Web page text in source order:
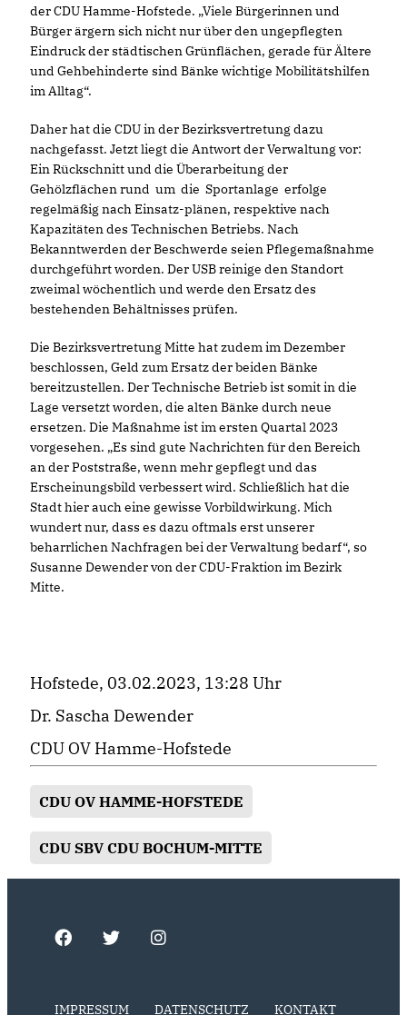
der CDU Hamme-Hofstede. „Viele Bürgerinnen und
Bürger ärgern sich nicht nur über den ungepflegten
Eindruck der städtischen Grünflächen, gerade für Ältere
und Gehbehinderte sind Bänke wichtige Mobilitätshilfen
im Alltag“.
Daher hat die CDU in der Bezirksvertretung dazu
nachgefasst. Jetzt liegt die Antwort der Verwaltung vor:
Ein Rückschnitt und die Überarbeitung der
Gehölzflächen rund um die Sportanlage erfolge
regelmäßig nach Einsatz-plänen, respektive nach
Kapazitäten des Technischen Betriebs. Nach
Bekanntwerden der Beschwerde seien Pflegemaßnahme
durchgeführt worden. Der USB reinige den Standort
zweimal wöchentlich und werde den Ersatz des
bestehenden Behältnisses prüfen.
Die Bezirksvertretung Mitte hat zudem im Dezember
beschlossen, Geld zum Ersatz der beiden Bänke
bereitzustellen. Der Technische Betrieb ist somit in die
Lage versetzt worden, die alten Bänke durch neue
ersetzen. Die Maßnahme ist im ersten Quartal 2023
vorgesehen. „Es sind gute Nachrichten für den Bereich
an der Poststraße, wenn mehr gepflegt und das
Erscheinungsbild verbessert wird. Schließlich hat die
Stadt hier auch eine gewisse Vorbildwirkung. Mich
wundert nur, dass es dazu oftmals erst unserer
beharrlichen Nachfragen bei der Verwaltung bedarf“, so
Susanne Dewender von der CDU-Fraktion im Bezirk
Mitte.
Hofstede, 03.02.2023, 13:28 Uhr
Dr. Sascha Dewender
CDU OV Hamme-Hofstede
CDU OV HAMME-HOFSTEDE
CDU SBV CDU BOCHUM-MITTE
IMPRESSUM DATENSCHUTZ KONTAKT